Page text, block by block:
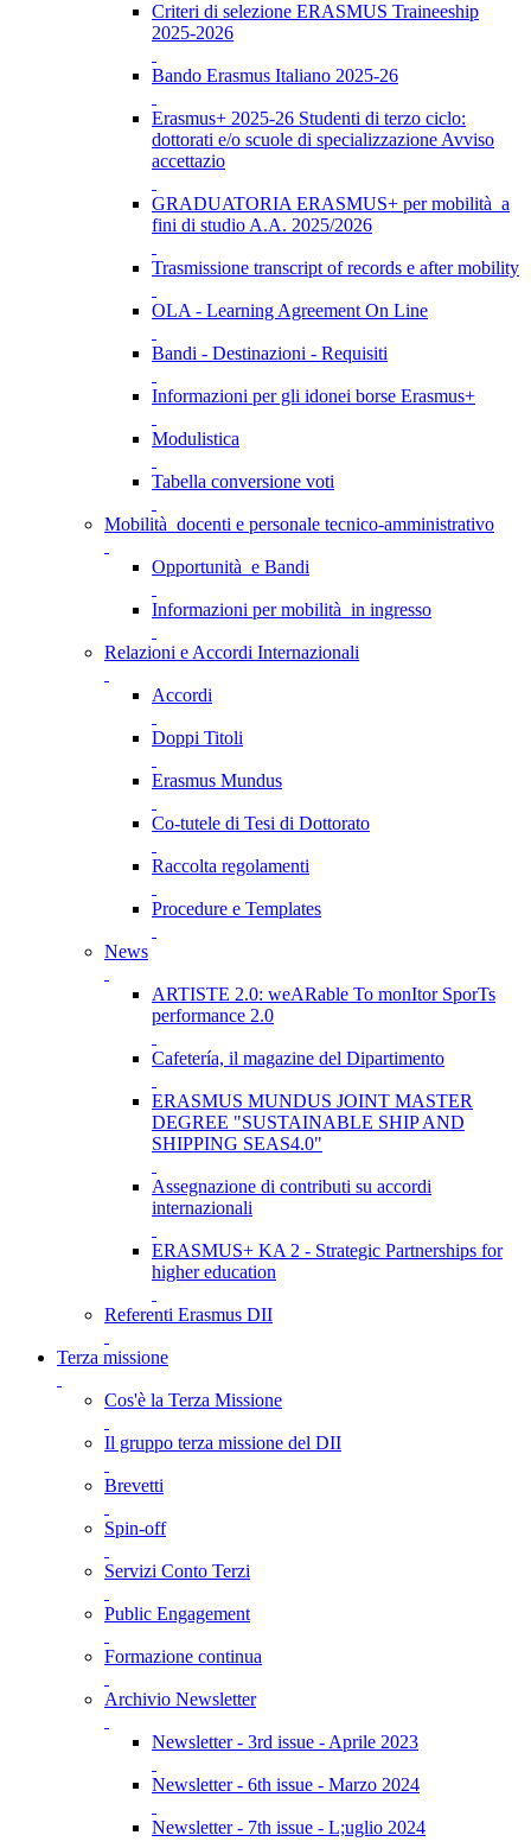
Criteri di selezione ERASMUS Traineeship
2025-2026
Bando Erasmus Italiano 2025-26
Erasmus+ 2025-26 Studenti di terzo ciclo:
dottorati e/o scuole di specializzazione Avviso
accettazio
GRADUATORIA ERASMUS+ per mobilità a
fini di studio A.A. 2025/2026
Trasmissione transcript of records e after mobility
OLA - Learning Agreement On Line
Bandi - Destinazioni - Requisiti
Informazioni per gli idonei borse Erasmus+
Modulistica
Tabella conversione voti
Mobilità docenti e personale tecnico-amministrativo
Opportunità e Bandi
Informazioni per mobilità in ingresso
Relazioni e Accordi Internazionali
Accordi
Doppi Titoli
Erasmus Mundus
Co-tutele di Tesi di Dottorato
Raccolta regolamenti
Procedure e Templates
News
ARTISTE 2.0: weARable To monItor SporTs
performance 2.0
Cafetería, il magazine del Dipartimento
ERASMUS MUNDUS JOINT MASTER
DEGREE "SUSTAINABLE SHIP AND
SHIPPING SEAS4.0"
Assegnazione di contributi su accordi
internazionali
ERASMUS+ KA 2 - Strategic Partnerships for
higher education
Referenti Erasmus DII
Terza missione
Cos'è la Terza Missione
Il gruppo terza missione del DII
Brevetti
Spin-off
Servizi Conto Terzi
Public Engagement
Formazione continua
Archivio Newsletter
Newsletter - 3rd issue - Aprile 2023
Newsletter - 6th issue - Marzo 2024
Newsletter - 7th issue - L;uglio 2024